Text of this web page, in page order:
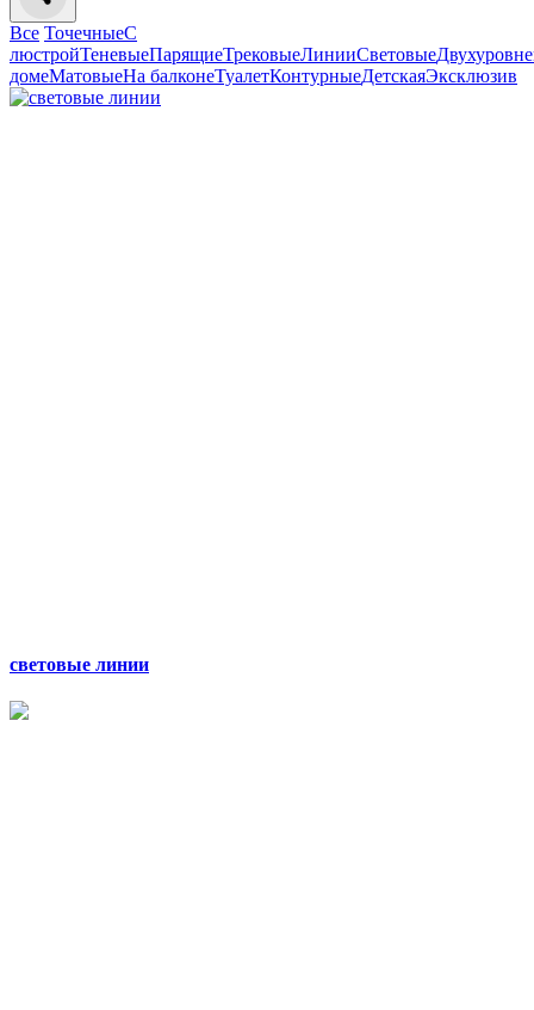
Все ТочечныеС
люстройТеневыеПарящиеТрековыеЛинииСветовые
домеМатовыеНа балконеТуалетКонтурныеДетскаяЭксклюзив
световые линии